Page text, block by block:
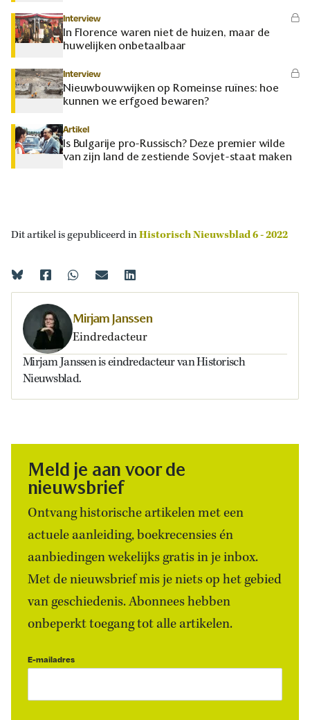
Interview
In Florence waren niet de huizen, maar de
huwelijken onbetaalbaar
Interview
Nieuwbouwwijken op Romeinse ruïnes: hoe
kunnen we erfgoed bewaren?
Artikel
Is Bulgarije pro-Russisch? Deze premier wilde
van zijn land de zestiende Sovjet-staat maken
Dit artikel is gepubliceerd inHistorisch Nieuwsblad 6 - 2022
Mirjam Janssen
Eindredacteur
Mirjam Janssen is eindredacteur van Historisch
Nieuwsblad.
Meld je aan voor de
nieuwsbrief
Ontvang historische artikelen met een
actuele aanleiding, boekrecensies én
aanbiedingen wekelijks gratis in je inbox.
Met de nieuwsbrief mis je niets op het gebied
van geschiedenis. Abonnees hebben
onbeperkt toegang tot alle artikelen.
E-mailadres